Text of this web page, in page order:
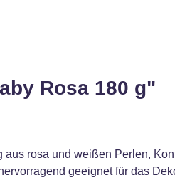
Rosa 180 g"
rosa und weißen Perlen,
geeignet für das